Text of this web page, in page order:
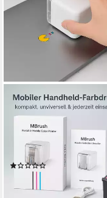
DIYARTS
Tintenstrahldrucker,
(Wi-Fi), Mobiler Handheld-
Farbdrucker – WLAN,
Bluetooth, 1200 dpi, 160
(3)
-67%